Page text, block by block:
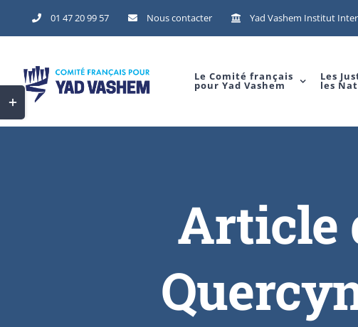
01 47 20 99 57 Nous contacter Yad Vashem Institut
Le Comité français
pour Yad Vashem
Les
les
Article